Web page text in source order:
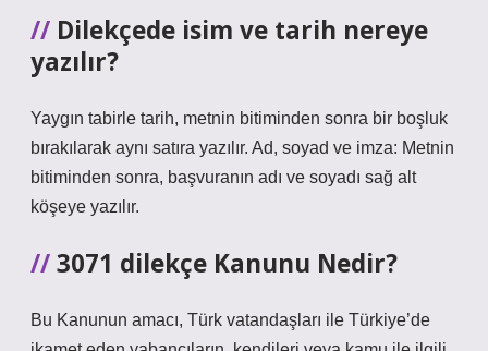
Dilekçede isim ve tarih nereye
yazılır?
Yaygın tabirle tarih, metnin bitiminden sonra bir boşluk
bırakılarak aynı satıra yazılır. Ad, soyad ve imza: Metnin
bitiminden sonra, başvuranın adı ve soyadı sağ alt
köşeye yazılır.
3071 dilekçe Kanunu Nedir?
Bu Kanunun amacı, Türk vatandaşları ile Türkiye’de